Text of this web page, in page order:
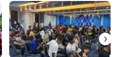
›